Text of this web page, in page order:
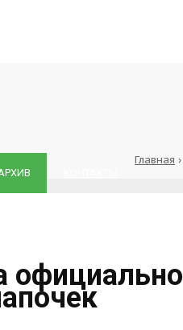
Главная ›
официально